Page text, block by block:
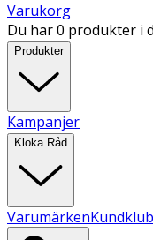
Varukorg
Du har 0 produkter i
Produkter
Kampanjer
Kloka Råd
Varumärken